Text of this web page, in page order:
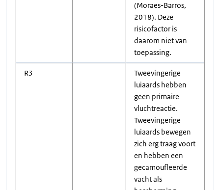
(Moraes-Barros,
2018). Deze
risicofactor is
daarom niet van
toepassing.
R3
Tweevingerige
luiaards hebben
geen primaire
vluchtreactie.
Tweevingerige
luiaards bewegen
zich erg traag voort
en hebben een
gecamoufleerde
vacht als